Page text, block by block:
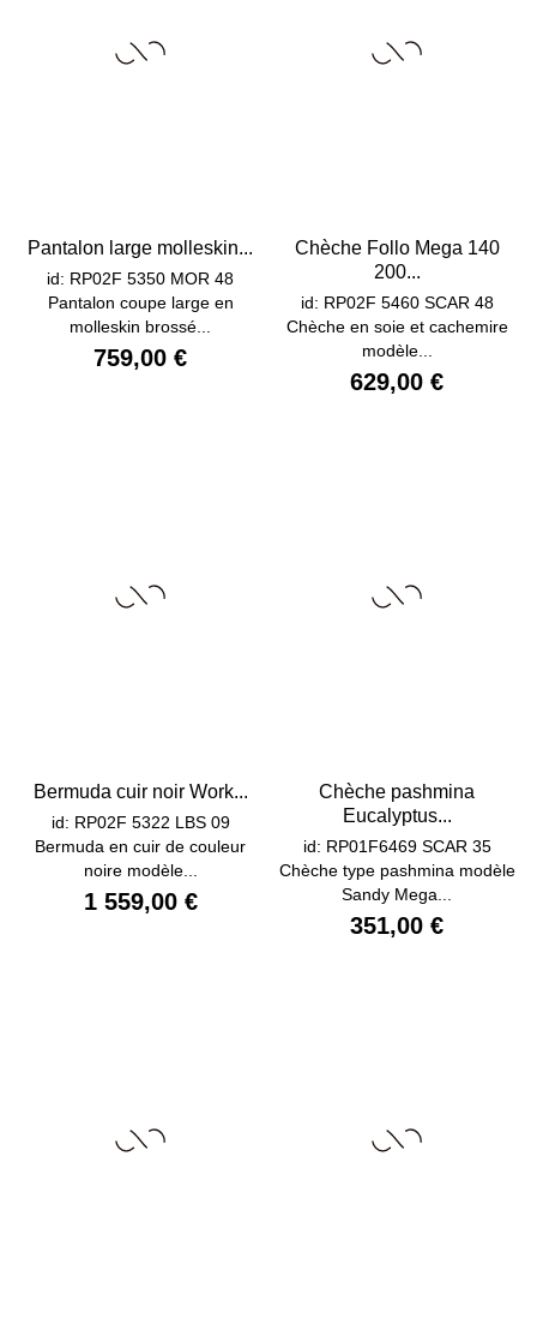
Pantalon large molleskin...
id: RP02F 5350 MOR 48
Pantalon coupe large en
molleskin brossé...
759,00 €
Chèche Follo Mega 140
200...
id: RP02F 5460 SCAR 48
Chèche en soie et cachemire
modèle...
629,00 €
Bermuda cuir noir Work...
id: RP02F 5322 LBS 09
Bermuda en cuir de couleur
noire modèle...
1 559,00 €
Chèche pashmina
Eucalyptus...
id: RP01F6469 SCAR 35
Chèche type pashmina modèle
Sandy Mega...
351,00 €